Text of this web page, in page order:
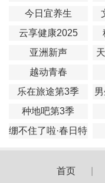
今日宜养生
云享健康2025
亚洲新声
越动青春
乐在旅途第3季
种地吧第3季
绷不住了啦·春日特
首页